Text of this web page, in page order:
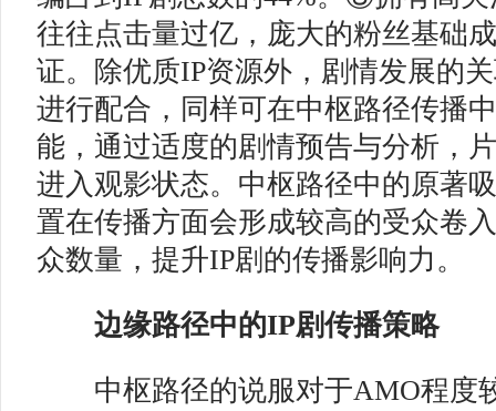
往往点击量过亿，庞大的粉丝基础
证。除优质IP资源外，剧情发展的
进行配合，同样可在中枢路径传播
能，通过适度的剧情预告与分析，
进入观影状态。中枢路径中的原著
置在传播方面会形成较高的受众卷
众数量，提升IP剧的传播影响力。
边缘路径中的IP剧传播策略
中枢路径的说服对于AMO程度